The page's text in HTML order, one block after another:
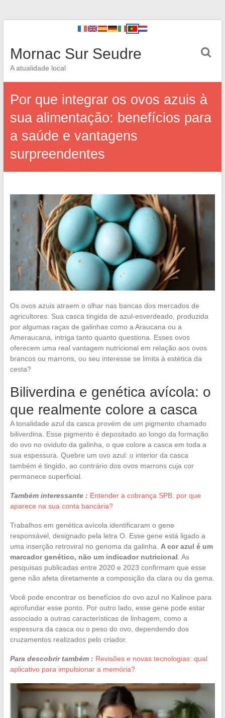
Mornac Sur Seudre
A atualidade local
Por que integrar os ovos azuis à
sua alimentação: benefícios para
a saúde e vantagens
surpreendentes
Os ovos azuis atraem o olhar nas bancas dos mercados de
agricultores. Sua casca tingida de azul-esverdeado, produzida
por algumas raças de galinhas como a Araucana ou a
Ameraucana, intriga tanto quanto questiona. Esses ovos
oferecem uma real vantagem nutricional em relação aos ovos
brancos ou marrons, ou seu interesse se limita à estética da
cesta?
Biliverdina e genética avícola: o
que realmente colore a casca
A tonalidade azul da casca provém de um pigmento chamado
biliverdina. Esse pigmento é depositado ao longo da formação
do ovo no oviduto da galinha, o que colore a casca em toda a
sua espessura. Quebre um ovo azul: o interior da casca
também é tingido, ao contrário dos ovos marrons cuja cor
permanece superficial.
Também interessante : Entender a cobrança SPB: por que
aparece na sua conta bancária?
Trabalhos em genética avícola identificaram o gene
responsável, designado pela letra O. Esse gene está ligado a
uma inserção retroviral no genoma da galinha. A cor azul é um
marcador genético, não um indicador nutricional . As
pesquisas publicadas entre 2020 e 2023 confirmam que esse
gene não afeta diretamente a composição da clara ou da gema.
Você pode encontrar os benefícios do ovo azul no Kalinoe para
aprofundar esse ponto. Por outro lado, esse gene pode estar
associado a outras características de linhagem, como a
espessura da casca ou o peso do ovo, dependendo dos
cruzamentos realizados pelo criador.
Para descobrir também : Revisões e novas tecnologias: qual
aplicativo para impulsionar a memória?